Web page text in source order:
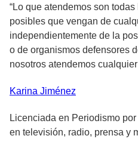
“Lo que atendemos son
posibles que vengan de
independientemente de la
o de organismos defensores
nosotros atendemos
Karina Jiménez
Licenciada en Periodismo
en televisión, radio, prensa y